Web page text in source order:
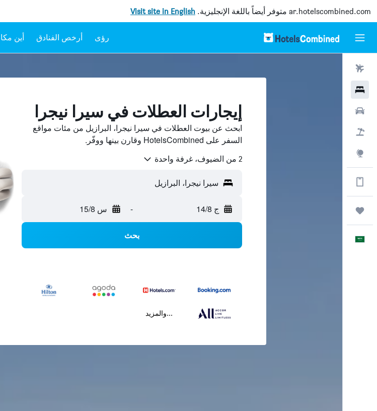
ar.hotelscombined.com متوفر أيضاً باللغة الإنجليزية. Visit site in English
رؤى أرخص الفنادق أين
إيجارات العطلات في سيرا نيجرا
ابحث عن بيوت العطلات في سيرا نيجرا، البرازيل من مئات مواقع
السفر على HotelsCombined وقارن بينها ووفّر.
2 من الضيوف، غرفة واحدة
سيرا نيجرا، البرازيل
ج 14/8 - س 15/8
بحث
...والمزيد